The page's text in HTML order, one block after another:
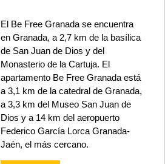
El Be Free Granada se encuentra
en Granada, a 2,7 km de la basílica
de San Juan de Dios y del
Monasterio de la Cartuja. El
apartamento Be Free Granada está
a 3,1 km de la catedral de Granada,
a 3,3 km del Museo San Juan de
Dios y a 14 km del aeropuerto
Federico García Lorca Granada-
Jaén, el más cercano.